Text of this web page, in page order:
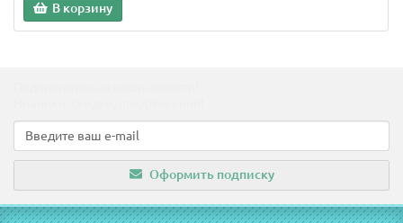
В корзину
Оформить подписку